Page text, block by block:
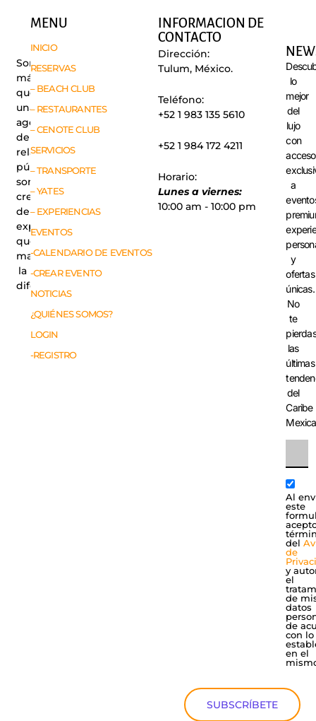
Somos
más
que
una
agencia
de
relaciones
públicas,
somos
creadores
de
experiencias
que
marcan
la
diferencia.
MENU
INICIO
RESERVAS
– BEACH CLUB
– RESTAURANTES
– CENOTE CLUB
SERVICIOS
– TRANSPORTE
– YATES
– EXPERIENCIAS
EVENTOS
-CALENDARIO DE EVENTOS
-CREAR EVENTO
NOTICIAS
¿QUIÉNES SOMOS?
LOGIN
-REGISTRO
INFORMACION DE
CONTACTO
Dirección:
Tulum, México.
Teléfono:
+52 1 983 135 5610
+52 1 984 172 4211
Horario:
Lunes a viernes:
10:00 am - 10:00 pm
lo
mejor
del
lujo
con
acceso
a
y
ofertas
únicas.
No
te
pierdas
las
últimas
del
Caribe
Al
este
del
de
y
el
de
datos
de
con lo
en el
SUBSCRÍBETE